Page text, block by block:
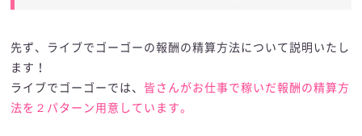
先ず、ライブでゴーゴーの報酬の精算方法について説明いたし
ます！
ライブでゴーゴーでは、 皆さんがお仕事で稼いだ報酬の精算方
法を２パターン用意しています。